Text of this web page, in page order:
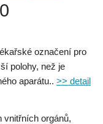
označení pro
polohy, než je
aparátu.. >> detail
vnitřních orgánů,